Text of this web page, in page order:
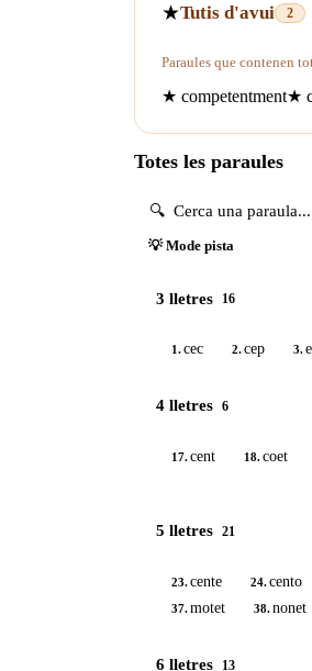
★Tutis d'avui 2
Paraules que contenen
★ competentment★
Totes les paraules
💡 Mode pista
3 lletres 16
1.cec 2.cep 3.
4 lletres 6
17.cent 18.coet
5 lletres 21
23.cente 24.cento
37.motet 38.nonet
6 lletres 13